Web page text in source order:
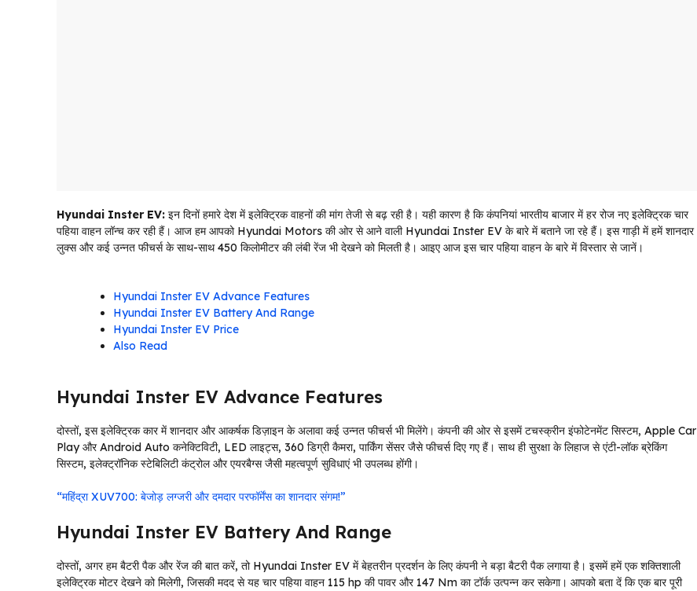
Hyundai Inster EV: इन दिनों हमारे देश में इलेक्ट्रिक वाहनों की मांग तेजी से बढ़ रही है। यही कारण है कि कंपनियां भारतीय बाजार में हर रोज नए इलेक्ट्रिक चार
पहिया वाहन लॉन्च कर रही हैं। आज हम आपको Hyundai Motors की ओर से आने वाली Hyundai Inster EV के बारे में बताने जा रहे हैं। इस गाड़ी में हमें शानदार
लुक्स और कई उन्नत फीचर्स के साथ-साथ 450 किलोमीटर की लंबी रेंज भी देखने को मिलती है। आइए आज इस चार पहिया वाहन के बारे में विस्तार से जानें।
Hyundai Inster EV Advance Features
Hyundai Inster EV Battery And Range
Hyundai Inster EV Price
Also Read
Hyundai Inster EV Advance Features
दोस्तों, इस इलेक्ट्रिक कार में शानदार और आकर्षक डिज़ाइन के अलावा कई उन्नत फीचर्स भी मिलेंगे। कंपनी की ओर से इसमें टचस्क्रीन इंफोटेनमेंट सिस्टम, Apple Car
Play और Android Auto कनेक्टिविटी, LED लाइट्स, 360 डिग्री कैमरा, पार्किंग सेंसर जैसे फीचर्स दिए गए हैं। साथ ही सुरक्षा के लिहाज से एंटी-लॉक ब्रेकिंग
सिस्टम, इलेक्ट्रॉनिक स्टेबिलिटी कंट्रोल और एयरबैग्स जैसी महत्वपूर्ण सुविधाएं भी उपलब्ध होंगी।
“महिंद्रा XUV700: बेजोड़ लग्जरी और दमदार परफॉर्मेंस का शानदार संगम!”
Hyundai Inster EV Battery And Range
दोस्तों, अगर हम बैटरी पैक और रेंज की बात करें, तो Hyundai Inster EV में बेहतरीन प्रदर्शन के लिए कंपनी ने बड़ा बैटरी पैक लगाया है। इसमें हमें एक शक्तिशाली
इलेक्ट्रिक मोटर देखने को मिलेगी, जिसकी मदद से यह चार पहिया वाहन 115 hp की पावर और 147 Nm का टॉर्क उत्पन्न कर सकेगा। आपको बता दें कि एक बार पूरी